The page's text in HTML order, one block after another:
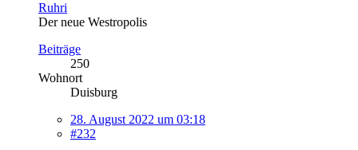
Ruhri
Der neue Westropolis
Beiträge
250
Wohnort
Duisburg
28. August 2022 um 03:18
#232